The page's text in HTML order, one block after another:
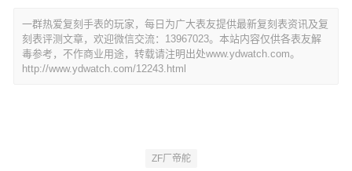
一群热爱复刻手表的玩家，每日为广大表友提供最新复刻表资讯及复
刻表评测文章，欢迎微信交流：13967023。本站内容仅供各表友解
毒参考，不作商业用途，转载请注明出处www.ydwatch.com。
http://www.ydwatch.com/12243.html
ZF厂帝舵